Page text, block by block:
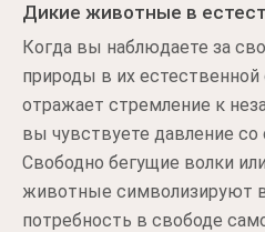
Дикие животные в
Когда вы наблюдаете за
природы в их
отражает стремление к
вы чувствуете давление
Свободно бегущие волки
животные символизируют
потребность в свободе